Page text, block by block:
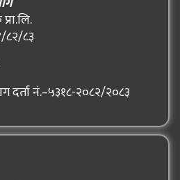
८२/८३
दर्ता नं.–५३१८-२०८२/२०८३